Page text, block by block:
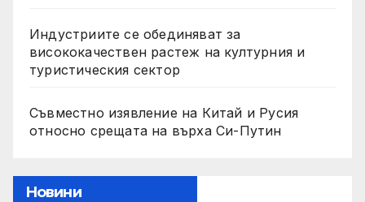
Индустриите се обединяват за
висококачествен растеж на културния и
туристическия сектор
Съвместно изявление на Китай и Русия
относно срещата на върха Си-Путин
Новини